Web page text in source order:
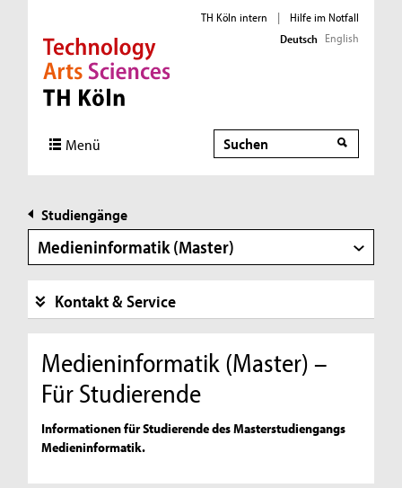
Direkt zur Hauptnavigation
Direkt zur Subnavigation
Direkt zum Inhalt
Direkt zum Fußbereich
TH Köln intern |
Hilfe im Notfall
Deutsch English
Menü Suche
Studiengänge
Medieninformatik (Master)
Kontakt & Service
Medieninformatik (Master) –
Für Studierende
Informationen für Studierende des Masterstudiengangs
Medieninformatik.